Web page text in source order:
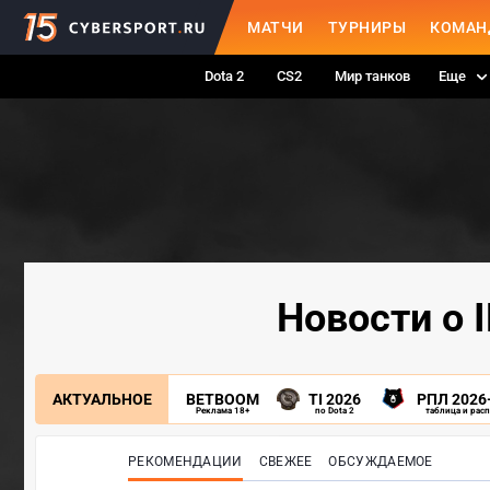
МАТЧИ ТУРНИРЫ
Dota 2 CS2 Мир танков Еще
Новости о
АКТУАЛЬНОЕ BETBOOM
Реклама 18+
TI 2026
по Dota 2
РПЛ
таблица и
РЕКОМЕНДАЦИИ СВЕЖЕЕ ОБСУЖДАЕМОЕ